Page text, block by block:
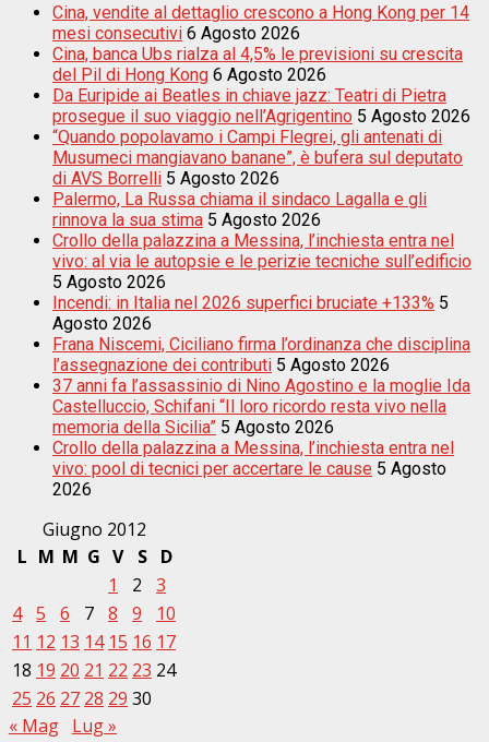
Cina, vendite al dettaglio crescono a Hong Kong per 14
mesi consecutivi 6 Agosto 2026
Cina, banca Ubs rialza al 4,5% le previsioni su crescita
del Pil di Hong Kong 6 Agosto 2026
Da Euripide ai Beatles in chiave jazz: Teatri di Pietra
prosegue il suo viaggio nell’Agrigentino 5 Agosto 2026
“Quando popolavamo i Campi Flegrei, gli antenati di
Musumeci mangiavano banane”, è bufera sul deputato
di AVS Borrelli 5 Agosto 2026
Palermo, La Russa chiama il sindaco Lagalla e gli
rinnova la sua stima 5 Agosto 2026
Crollo della palazzina a Messina, l’inchiesta entra nel
vivo: al via le autopsie e le perizie tecniche sull’edificio
5 Agosto 2026
Incendi: in Italia nel 2026 superfici bruciate +133% 5
Agosto 2026
Frana Niscemi, Ciciliano firma l’ordinanza che disciplina
l’assegnazione dei contributi 5 Agosto 2026
37 anni fa l’assassinio di Nino Agostino e la moglie Ida
Castelluccio, Schifani “Il loro ricordo resta vivo nella
memoria della Sicilia” 5 Agosto 2026
Crollo della palazzina a Messina, l’inchiesta entra nel
vivo: pool di tecnici per accertare le cause 5 Agosto
2026
Giugno 2012
L M M G V S
D
1
2
3
4 5 6 7 8 9
10
11 12 13 14 15 16 17
18 19 20 21 22 23 24
25 26 27 28 29 30
« Mag Lug »